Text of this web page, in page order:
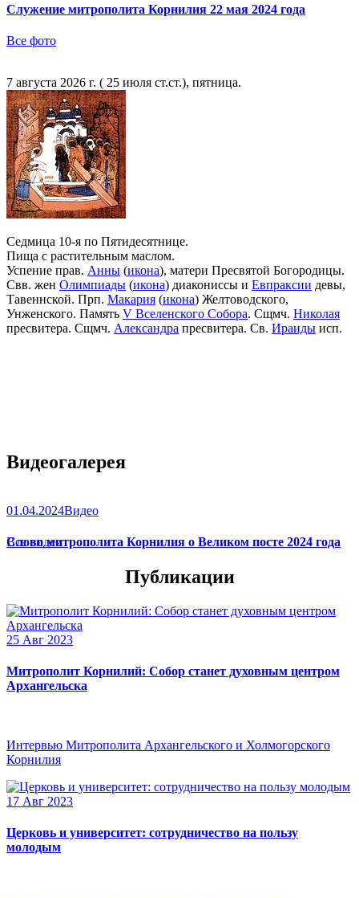
Служение митрополита Корнилия 22 мая 2024 года
Все фото
7 августа 2026 г. ( 25 июля ст.ст.), пятница.
Седмица 10-я по Пятидесятнице.
Пища с растительным маслом.
Успение прав. Анны (икона), матери Пресвятой Богородицы.
Свв. жен Олимпиады (икона) диакониссы и Евпраксии девы,
Тавеннской. Прп. Макария (икона) Желтоводского,
Унженского. Память V Вселенского Собора. Сщмч. Николая
пресвитера. Сщмч. Александра пресвитера. Св. Ираиды исп.
Видеогалерея
01.04.2024Видео
Слово митрополита Корнилия о Великом посте 2024 года
Все видео
Публикации
25 Авг 2023
Митрополит Корнилий: Собор станет духовным центром
Архангельска
Интервью Митрополита Архангельского и Холмогорского
Корнилия
17 Авг 2023
Церковь и университет: сотрудничество на пользу
молодым